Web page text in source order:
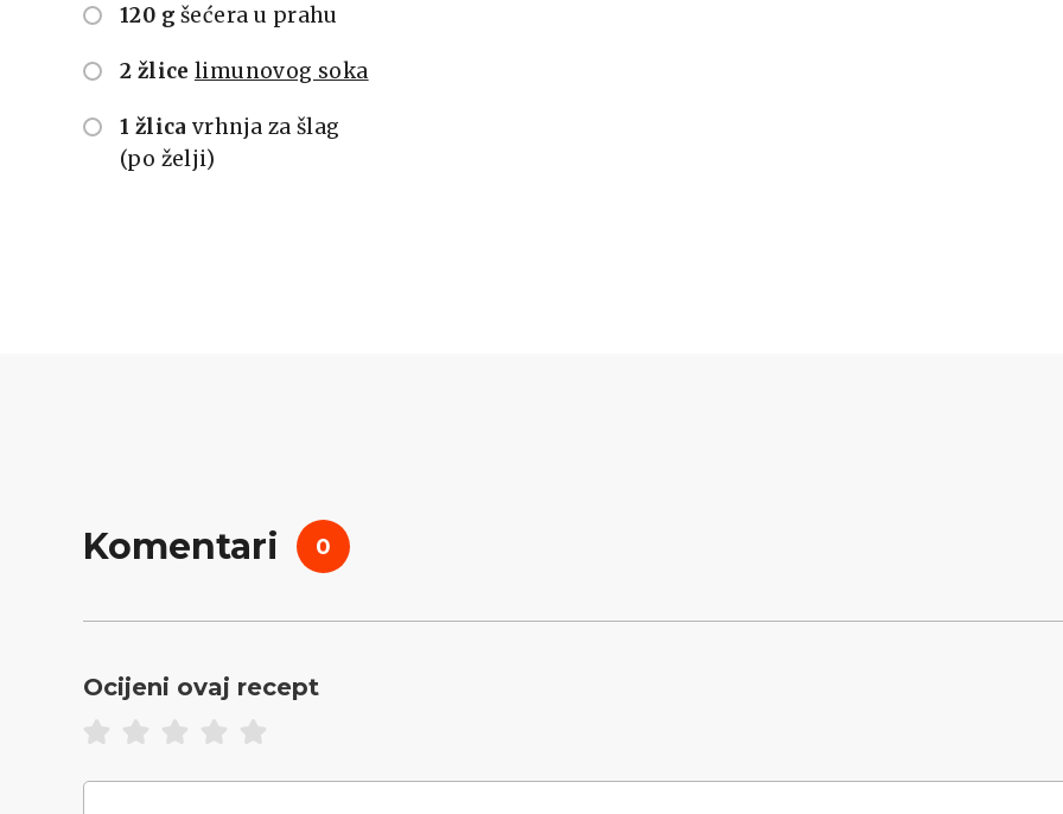
120 g šećera u prahu
2 žlice limunovog soka
1 žlica vrhnja za šlag
(po želji)
Komentari 0
Ocijeni ovaj recept